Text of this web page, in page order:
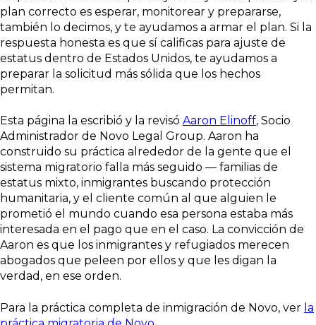
plan correcto es esperar, monitorear y prepararse,
también lo decimos, y te ayudamos a armar el plan. Si la
respuesta honesta es que sí calificas para ajuste de
estatus dentro de Estados Unidos, te ayudamos a
preparar la solicitud más sólida que los hechos
permitan.
Esta página la escribió y la revisó Aaron Elinoff, Socio
Administrador de Novo Legal Group. Aaron ha
construido su práctica alrededor de la gente que el
sistema migratorio falla más seguido — familias de
estatus mixto, inmigrantes buscando protección
humanitaria, y el cliente común al que alguien le
prometió el mundo cuando esa persona estaba más
interesada en el pago que en el caso. La convicción de
Aaron es que los inmigrantes y refugiados merecen
abogados que peleen por ellos y que les digan la
verdad, en ese orden.
Para la práctica completa de inmigración de Novo, ver la